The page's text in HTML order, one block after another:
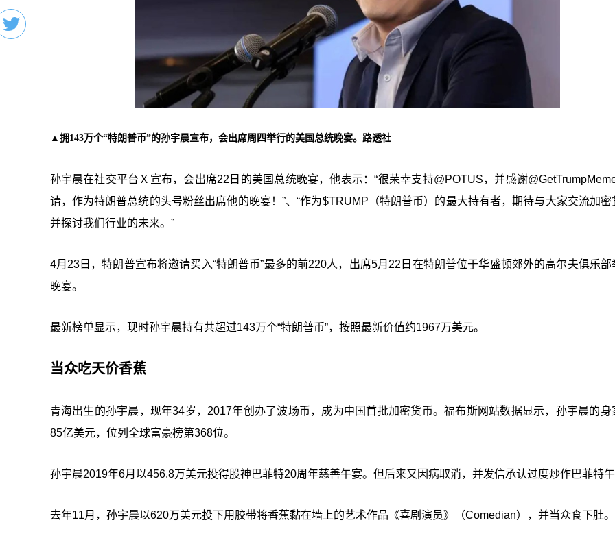
▲拥143万个“特朗普币”的孙宇晨宣布，会出席周四举行的美国总统晚宴。路透社
孙宇晨在社交平台Ｘ宣布，会出席22日的美国总统晚宴，他表示：“很荣幸支持@POTUS，并感谢
请，作为特朗普总统的头号粉丝出席他的晚宴！”、“作为$TRUMP（特朗普币）的最大持有者，期待与大家交流加密
并探讨我们行业的未来。”
4月23日，特朗普宣布将邀请买入“特朗普币”最多的前220人，出席5月22日在特朗普位于华盛顿郊外的高尔夫俱乐部
晚宴。
最新榜单显示，现时孙宇晨持有共超过143万个“特朗普币”，按照最新价值约1967万美元。
当众吃天价香蕉
青海出生的孙宇晨，现年34岁，2017年创办了波场币，成为中国首批加密货币。福布斯网站数据显示，孙宇晨的身
85亿美元，位列全球富豪榜第368位。
孙宇晨2019年6月以456.8万美元投得股神巴菲特20周年慈善午宴。但后来又因病取消，并发信承认过度炒作巴菲特
去年11月，孙宇晨以620万美元投下用胶带将香蕉黏在墙上的艺术作品《喜剧演员》（Comedian），并当众食下肚。